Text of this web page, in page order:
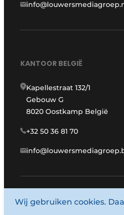
KANTOOR BELGIË
Kapellestraat 132/1
Gebouw G
8020 Oostkamp België
+32 50 36 81 70
Wij gebruiken cookies.